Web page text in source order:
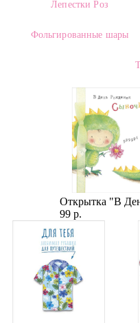
25.00 см Ширина:
* - Размеры приводятся в
зависимости от плотности сборки
Позиции могут меняться на
,Гипсофилы
Лепестки Роз
Фольгированные шары
Открытка "В
99 р.